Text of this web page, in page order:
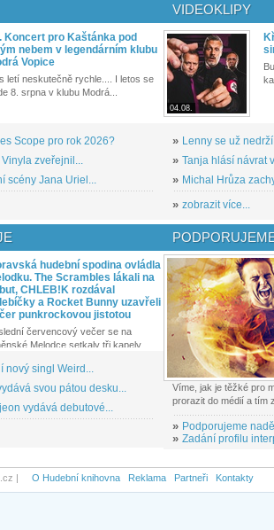
Koncert pro Kaštánka pod
nebem v legendárním klubu
Vopice
letí neskutečně rychle.... I letos se
8. srpna v klubu Modrá...
Scope pro rok 2026?
zveřejnil...
scény Jana Uriel...
VIDEOKLIPY
04.08.
» Lenny se už
» Tanja hlásí návrat
» Michal Hrůza
» zobrazit více...
hudební spodina ovládla
The Scrambles lákali na
CHLEB!K rozdával
a Rocket Bunny uzavřeli
punkrockovou jistotou
červencový večer se na
Melodce setkaly tři kapely...
nový singl Weird...
svou pátou desku...
vydává debutové...
Víme, jak je těžké pro
prorazit do médií a tím
» Podporujeme
» Zadání profilu
| O Hudební knihovna Reklama Partneři Kontakty